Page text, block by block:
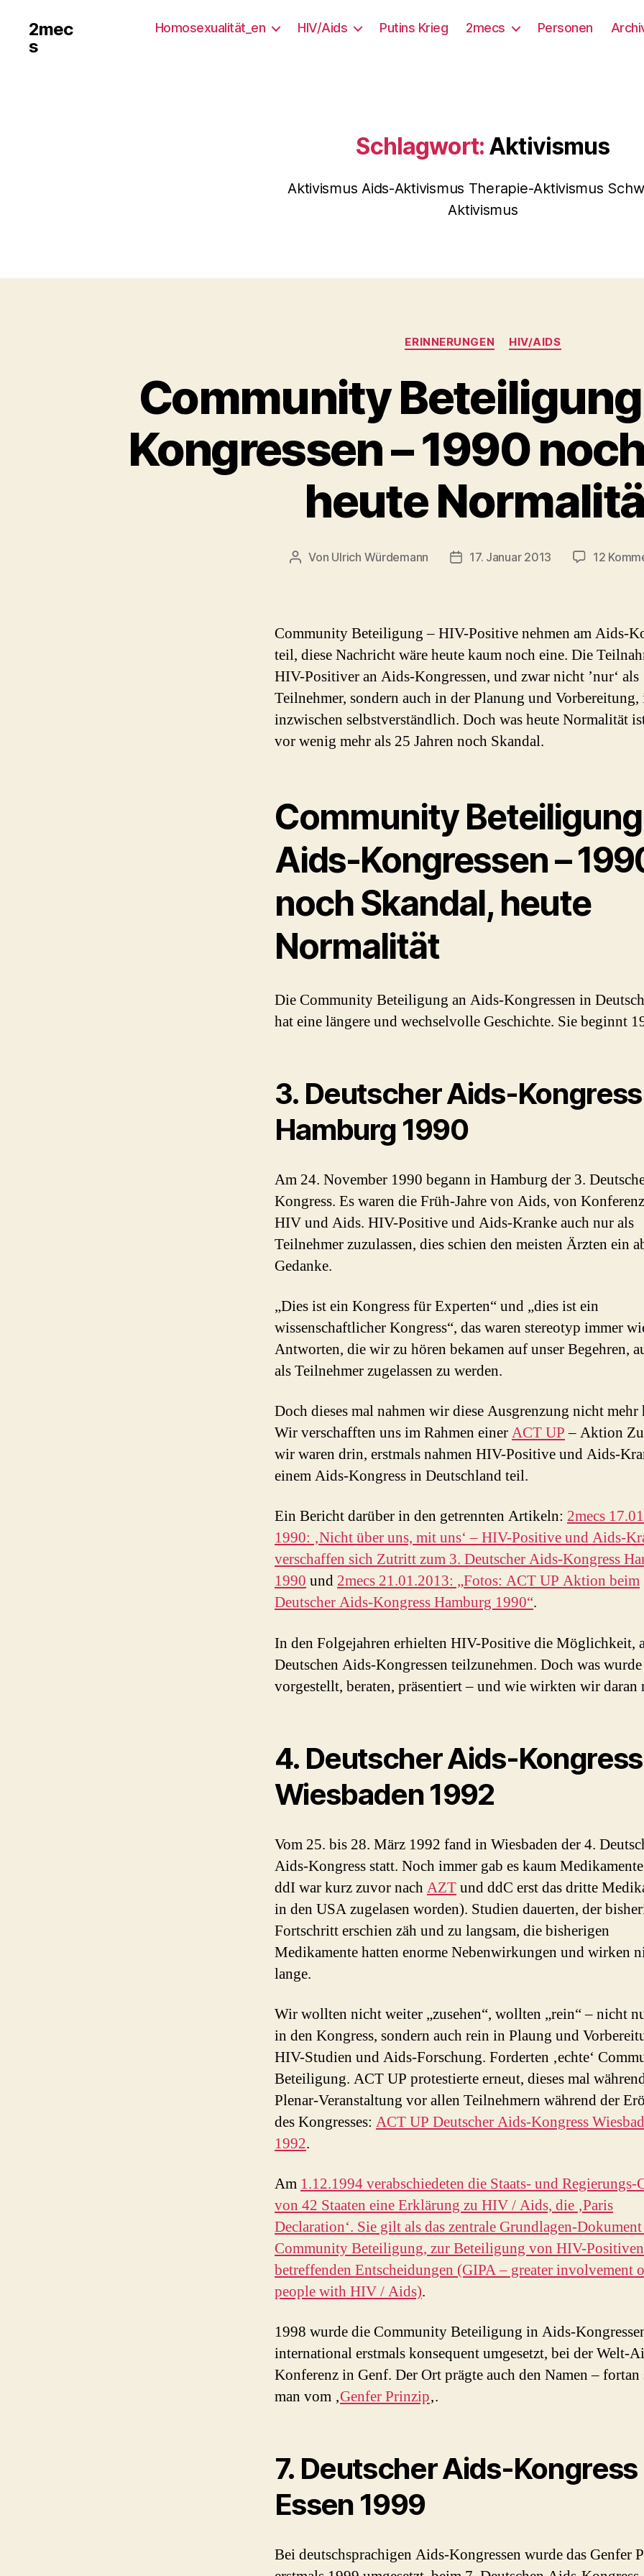
2mec
s
Homosexualität_en HIV/Aids Putins Krieg 2mecs Personen
Schlagwort: Aktivismus
Aktivismus Aids-Aktivismus Therapie-Aktivismus
Aktivismus
Kategorien
ERINNERUNGEN HIV/AIDS
Community
Kongressen – 1990
heute
Beitragsautor
Von Ulrich Würdemann Beitragsdatum
17. Januar 2013 12
Community Beteiligung – HIV-Positive nehmen am Aids-
teil, diese Nachricht wäre heute kaum noch eine. Die
HIV-Positiver an Aids-Kongressen, und zwar nicht ’nur‘ als
Teilnehmer, sondern auch in der Planung und Vorbereitung,
inzwischen selbstverständlich. Doch was heute Normalität
vor wenig mehr als 25 Jahren noch Skandal.
Community
Aids-Kongressen –
noch Skandal, heute
Normalität
Die Community Beteiligung an Aids-Kongressen in
hat eine längere und wechselvolle Geschichte. Sie beginnt
3. Deutscher Aids-Kongress
Hamburg 1990
Am 24. November 1990 begann in Hamburg der 3.
Kongress. Es waren die Früh-Jahre von Aids, von
HIV und Aids. HIV-Positive und Aids-Kranke auch nur als
Teilnehmer zuzulassen, dies schien den meisten Ärzten ein
Gedanke.
„Dies ist ein Kongress für Experten“ und „dies ist ein
wissenschaftlicher Kongress“, das waren stereotyp immer
Antworten, die wir zu hören bekamen auf unser Begehren,
als Teilnehmer zugelassen zu werden.
Doch dieses mal nahmen wir diese Ausgrenzung nicht mehr
Wir verschafften uns im Rahmen einerACT UP– Aktion
wir waren drin, erstmals nahmen HIV-Positive und Aids-
einem Aids-Kongress in Deutschland teil.
Ein Bericht darüber in den getrennten Artikeln: 2mecs
1990: ‚Nicht über uns, mit uns‘ – HIV-Positive und Aids-
verschaffen sich Zutritt zum 3. Deutscher Aids-Kongress
1990 und 2mecs 21.01.2013: „Fotos: ACT UP Aktion beim
Deutscher Aids-Kongress Hamburg 1990“.
In den Folgejahren erhielten HIV-Positive die Möglichkeit,
Deutschen Aids-Kongressen teilzunehmen. Doch was
vorgestellt, beraten, präsentiert – und wie wirkten wir daran
4. Deutscher Aids-Kongress
Wiesbaden 1992
Vom 25. bis 28. März 1992 fand in Wiesbaden der 4.
Aids-Kongress statt. Noch immer gab es kaum
ddI war kurz zuvor nachAZTund ddC erst das dritte
in den USA zugelasen worden). Studien dauerten, der
Fortschritt erschien zäh und zu langsam, die bisherigen
Medikamente hatten enorme Nebenwirkungen und wirken
lange.
Wir wollten nicht weiter „zusehen“, wollten „rein“ – nicht
in den Kongress, sondern auch rein in Plaung und
HIV-Studien und Aids-Forschung. Forderten ‚echte‘
Beteiligung. ACT UP protestierte erneut, dieses mal
Plenar-Veranstaltung vor allen Teilnehmern während der
des Kongresses: ACT UP Deutscher Aids-Kongress
1992.
Am 1.12.1994 verabschiedeten die Staats- und Regierungs-
von 42 Staaten eine Erklärung zu HIV / Aids, die ‚Paris
Declaration‘. Sie gilt als das zentrale Grundlagen-
Community Beteiligung, zur Beteiligung von HIV-
betreffenden Entscheidungen (GIPA – greater involvement
people with HIV / Aids).
1998 wurde die Community Beteiligung in Aids-
international erstmals konsequent umgesetzt, bei der Welt-
Konferenz in Genf. Der Ort prägte auch den Namen – fortan
man vom ‚Genfer Prinzip‚.
7. Deutscher Aids-Kongress
Essen 1999
Bei deutschsprachigen Aids-Kongressen wurde das Genfer